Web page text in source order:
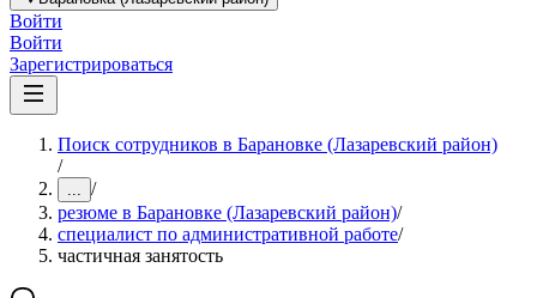
Войти
Войти
Зарегистрироваться
Поиск сотрудников в Барановке (Лазаревский район)
/
... /
резюме в Барановке (Лазаревский район)/
специалист по административной работе/
частичная занятость